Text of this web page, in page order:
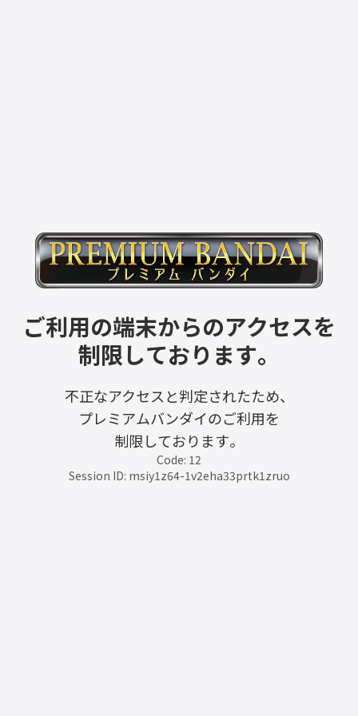
ご利用の端末からのアクセスを
制限しております。
不正なアクセスと判定されたため、
プレミアムバンダイのご利用を
制限しております。
Code: 12
Session ID: msiy1z64-1v2eha33prtk1zruo